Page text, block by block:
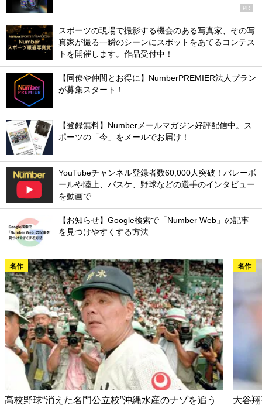
PR
スポーツの現場で撮影する機会のある写真家、その写
真家が撮る一瞬のシーンにスポットをあてるコンテス
トを開催します。作品受付中！
【同僚や仲間とお得に】NumberPREMIER法人プラン
が募集スタート！
【登録無料】Numberメールマガジン好評配信中。ス
ポーツの「今」をメールでお届け！
YouTubeチャンネル登録者数60,000人突破！バレーボ
ールや陸上、バスケ、野球などの選手のインタビュー
を動画で
【お知らせ】Google検索で「Number Web」の記事
を見つけやすくする方法
名作
高校野球“消えた名門公立校”沖縄水産のナゾを追う
名作
大谷